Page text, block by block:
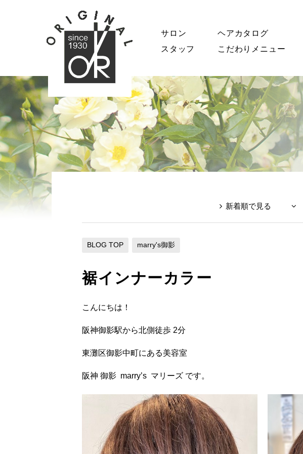
サロン ヘアカタログ
スタッフ
こだわりメニュー
新着順で見る
BLOG TOP marry's御影
裾インナーカラー
こんにちは！
阪神御影駅から北側徒歩 2分
東灘区御影中町にある美容室
阪神 御影 marry’s マリーズ です。